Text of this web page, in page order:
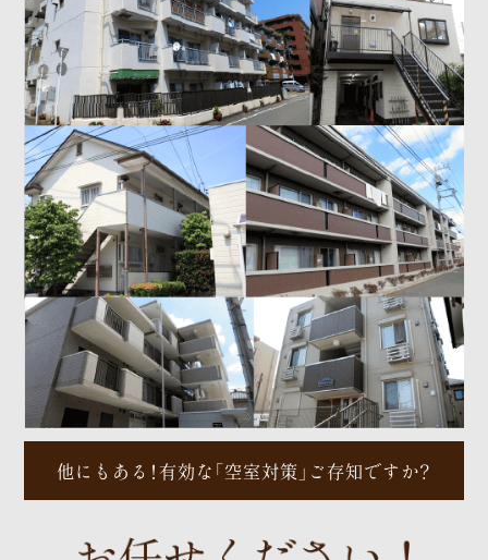
他にもある！有効な「空室対策」ご存知ですか？